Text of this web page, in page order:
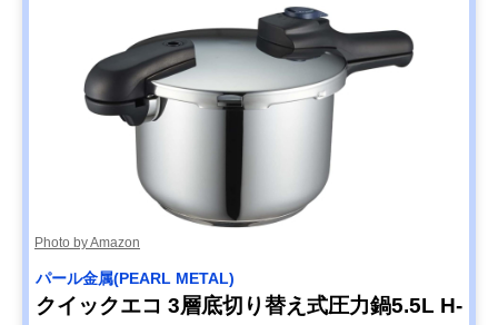
Photo by Amazon
パール金属(PEARL METAL)
クイックエコ 3層底切り替え式圧力鍋5.5L H-